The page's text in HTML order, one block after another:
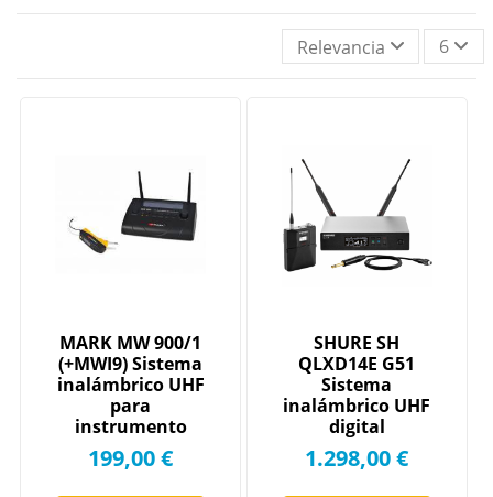
Relevancia 6
MARK MW 900/1
(+MWI9) Sistema
inalámbrico UHF
para
instrumento
eléctrico.
199,00 €
SHURE SH
QLXD14E G51
Sistema
inalámbrico UHF
digital
1.298,00 €